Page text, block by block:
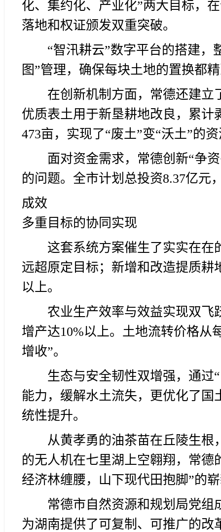
化、集约化、产业化”两大目标，
落地和权证颁发双重突破。
“智汛耕云”数字平台的搭建，
图”管理，确保每块土地的置换都
在创新机制方面，常德还建立
优质表土用于新垦耕地改良，累计
473亩，实现了“废土”变“沃土”的
面对资金需求，常德创新“争
的问题。全市计划总投资8.37亿元
成效
多重目标的协同实现
这套系统方案催生了实实在在
远超原定目标；新增和改造提质耕
以上。
农业生产效率与效益实现双飞
增产达10%以上。土地流转价格从
增收”。
生态与安全韧性双增强，通过
能力，缓解水土流失，更优化了
统性提升。
从黄孝勇的油茶苗在丘陵生根
的无人机在七里湖上空翱翔，常
经济林缠腰，山下现代田抱脚”的
常德市自然资源和规划局党
为湖南提供了可复制、可推广的